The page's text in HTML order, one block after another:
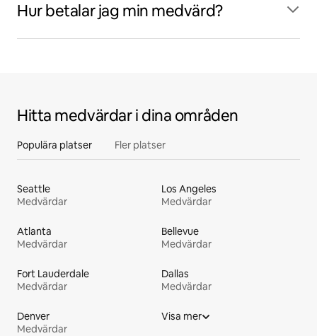
Hur betalar jag min medvärd?
Hitta medvärdar i dina områden
Populära platser Fler platser
Seattle
Medvärdar
Los Angeles
Medvärdar
Atlanta
Medvärdar
Bellevue
Medvärdar
Fort Lauderdale
Medvärdar
Dallas
Medvärdar
Denver
Medvärdar
Visa mer